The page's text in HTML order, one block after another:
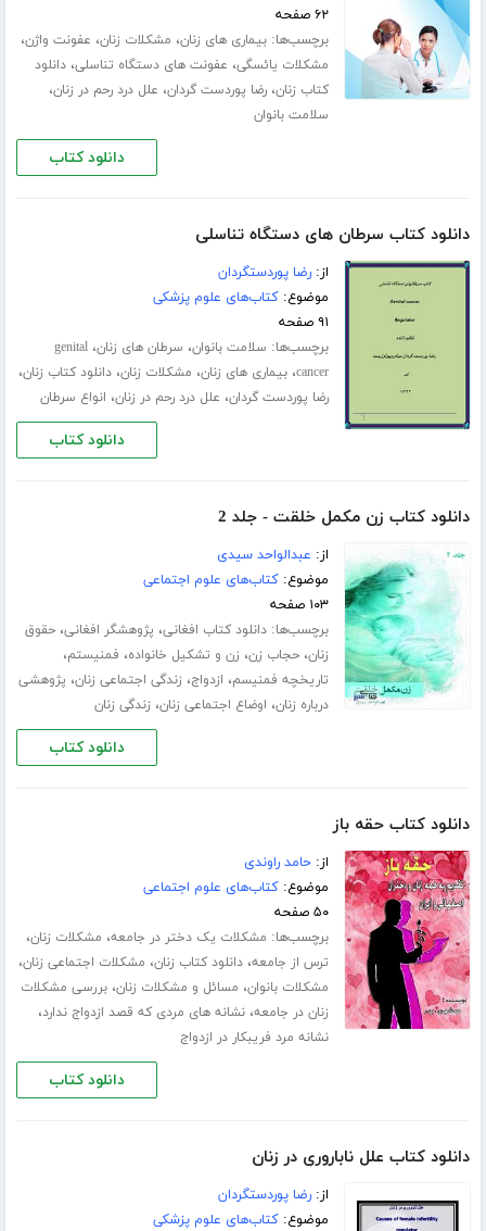
۶۲ صفحه
برچسب‌ها:بیماری های زنان، مشکلات زنان، عفونت واژن،
مشکلات یائسگی، عفونت های دستگاه تناسلی،دانلود
کتاب زنان،رضا پوردست گردان، علل درد رحم در زنان،
سلامت بانوان
دانلود کتاب
دانلود کتاب سرطان های دستگاه تناسلی
از:رضا پوردستگردان
موضوع:کتاب‌های علوم پزشکی
۹۱ صفحه
برچسب‌ها: سلامت بانوان، سرطان های زنان،genital
cancer،بیماری های زنان، مشکلات زنان،دانلود کتاب زنان،
رضا پوردست گردان، علل درد رحم در زنان، انواع سرطان
دانلود کتاب
دانلود کتاب زن مکمل خلقت - جلد 2
از: عبدالواحد سیدی
موضوع:کتاب‌های علوم اجتماعی
۱۰۳ صفحه
برچسب‌ها:دانلود کتاب افغانی، پژوهشگر افغانی،حقوق
زنان،حجاب زن، زن و تشکیل خانواده، فمنیستم،
تاریخچه فمنیسم، ازدواج، زندگی اجتماعی زنان، پژوهشی
درباره زنان، اوضاع اجتماعی زنان، زندگی زنان
دانلود کتاب
دانلود کتاب حقه باز
از:حامد راوندی
موضوع:کتاب‌های علوم اجتماعی
۵۰ صفحه
برچسب‌ها: مشکلات یک دختر در جامعه، مشکلات زنان،
ترس از جامعه،دانلود کتاب زنان، مشکلات اجتماعی زنان،
مشکلات بانوان، مسائل و مشکلات زنان،بررسی مشکلات
زنان در جامعه،نشانه های مردی که قصد ازدواج ندارد،
نشانه مرد فریبکار در ازدواج
دانلود کتاب
دانلود کتاب علل ناباروری در زنان
از:رضا پوردستگردان
موضوع:کتاب‌های علوم پزشکی